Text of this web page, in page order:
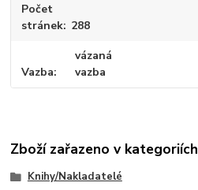
Počet
stránek 288
Vazba
vázaná
vazba
Zboží zařazeno v kategoriích
Knihy/Nakladatelé